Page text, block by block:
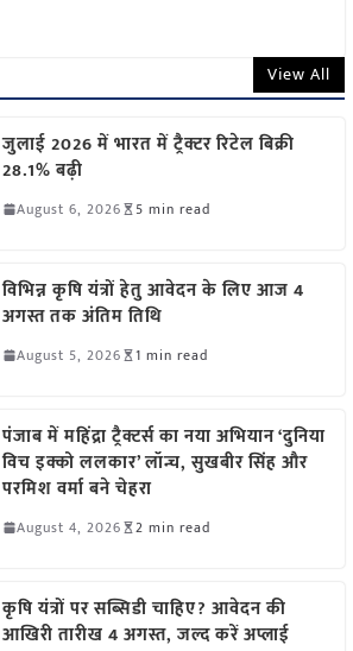
View All
जुलाई 2026 में भारत में ट्रैक्टर रिटेल बिक्री
28.1% बढ़ी
August 6, 2026 5 min read
विभिन्न कृषि यंत्रों हेतु आवेदन के लिए आज 4
अगस्त तक अंतिम तिथि
August 5, 2026 1 min read
पंजाब में महिंद्रा ट्रैक्टर्स का नया अभियान ‘दुनिया
विच इक्को ललकार’ लॉन्च, सुखबीर सिंह और
परमिश वर्मा बने चेहरा
August 4, 2026 2 min read
कृषि यंत्रों पर सब्सिडी चाहिए? आवेदन की
आखिरी तारीख 4 अगस्त, जल्द करें अप्लाई